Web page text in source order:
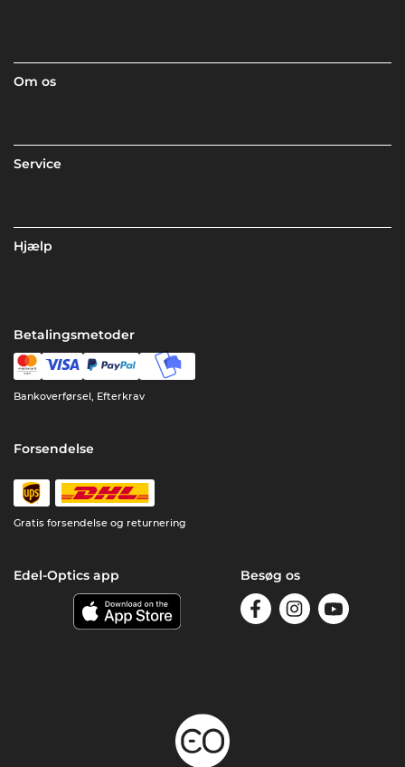
Om os
Service
Hjælp
Betalingsmetoder
Bankoverførsel, Efterkrav
Forsendelse
Gratis forsendelse og returnering
Edel-Optics app Besøg os